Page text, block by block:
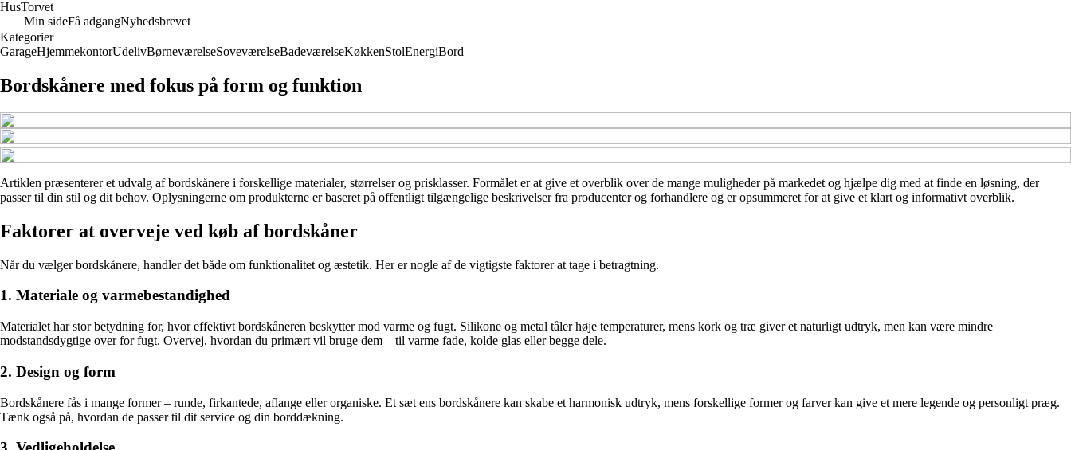
HusTorvet
Min sideFå adgangNyhedsbrevet
Kategorier
GarageHjemmekontorUdelivBørneværelseSoveværelseBadeværelseKøkkenStolEnergiBord
Bordskånere med fokus på form og funktion
Artiklen præsenterer et udvalg af bordskånere i forskellige materialer, størrelser og prisklasser. Formålet er at give et overblik over de mange muligheder på markedet og hjælpe dig med at finde en løsning, der
passer til din stil og dit behov. Oplysningerne om produkterne er baseret på offentligt tilgængelige beskrivelser fra producenter og forhandlere og er opsummeret for at give et klart og informativt overblik.
Faktorer at overveje ved køb af bordskåner
Når du vælger bordskånere, handler det både om funktionalitet og æstetik. Her er nogle af de vigtigste faktorer at tage i betragtning.
1. Materiale og varmebestandighed
Materialet har stor betydning for, hvor effektivt bordskåneren beskytter mod varme og fugt. Silikone og metal tåler høje temperaturer, mens kork og træ giver et naturligt udtryk, men kan være mindre
modstandsdygtige over for fugt. Overvej, hvordan du primært vil bruge dem – til varme fade, kolde glas eller begge dele.
2. Design og form
Bordskånere fås i mange former – runde, firkantede, aflange eller organiske. Et sæt ens bordskånere kan skabe et harmonisk udtryk, mens forskellige former og farver kan give et mere legende og personligt præg.
Tænk også på, hvordan de passer til dit service og din borddækning.